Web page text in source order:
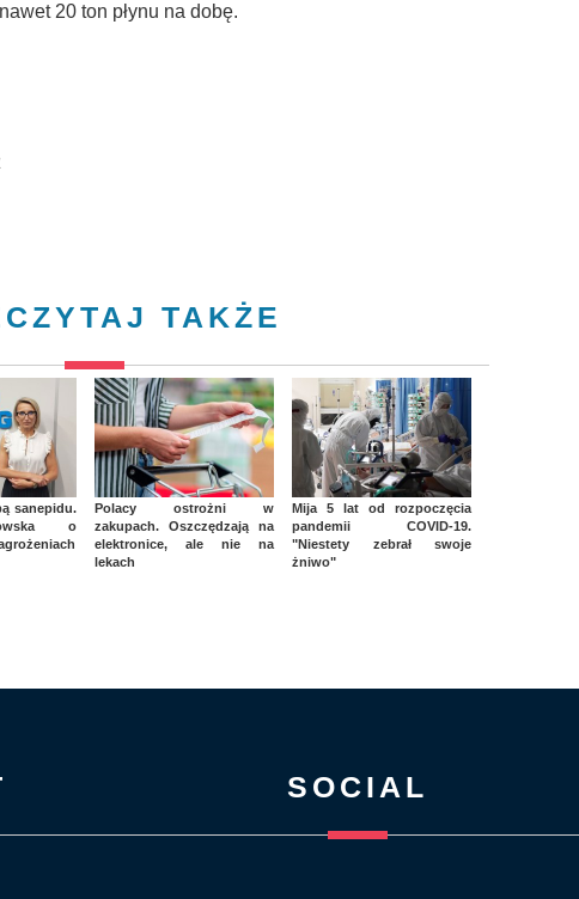
20 ton płynu na dobę.
TAKŻE
sanepidu.
o
Polacy ostrożni w
zakupach. Oszczędzają na
elektronice, ale nie na
lekach
Mija 5 lat od rozpoczęcia
pandemii COVID-19.
"Niestety zebrał swoje
żniwo"
SOCIAL